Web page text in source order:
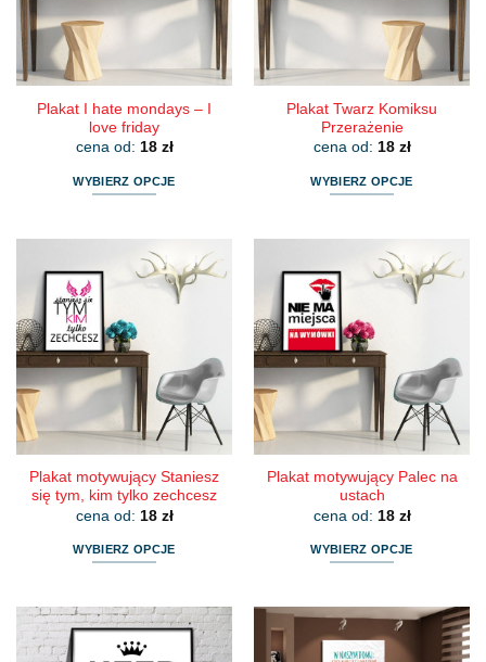
produktu
na
stronie
produktu
Plakat I hate mondays – I
love friday
cena od: 18 zł
WYBIERZ OPCJE
wiele
wariantów.
Opcje
można
wybrać
na
stronie
produktu
Plakat Twarz Komiksu
Przerażenie
cena od: 18 zł
WYBIERZ OPCJE
wiele
wariantów.
Opcje
można
wybrać
na
stronie
produktu
Plakat motywujący Staniesz
się tym, kim tylko zechcesz
cena od: 18 zł
WYBIERZ OPCJE
ma
wiele
Plakat motywujący Palec na
ustach
cena od: 18 zł
WYBIERZ OPCJE
ma
wiele